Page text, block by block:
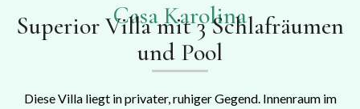
Casa Karolina
Superior Villa mit 3 Schlafräumen
und Pool
Diese Villa liegt in privater, ruhiger Gegend. Innenraum im